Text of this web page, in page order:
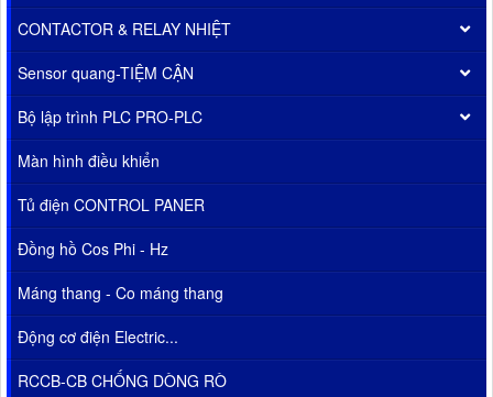
CONTACTOR & RELAY NHIỆT
Sensor quang-TIỆM CẬN
Bộ lập trình PLC PRO-PLC
Màn hình điều khiển
Tủ điện CONTROL PANER
Đồng hồ Cos Phi - Hz
Máng thang - Co máng thang
Động cơ điện Electric...
RCCB-CB CHỐNG DÒNG RÒ